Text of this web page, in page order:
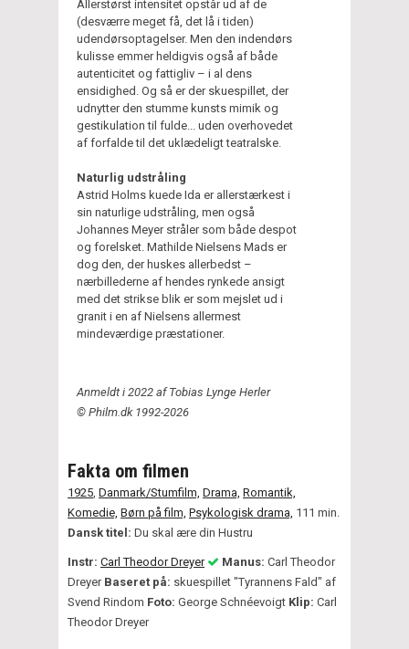
Allerstørst intensitet opstår ud af de
(desværre meget få, det lå i tiden)
udendørsoptagelser. Men den indendørs
kulisse emmer heldigvis også af både
autenticitet og fattigliv – i al dens
ensidighed. Og så er der skuespillet, der
udnytter den stumme kunsts mimik og
gestikulation til fulde... uden overhovedet
af forfalde til det uklædeligt teatralske.
Naturlig udstråling
Astrid Holms kuede Ida er allerstærkest i
sin naturlige udstråling, men også
Johannes Meyer stråler som både despot
og forelsket. Mathilde Nielsens Mads er
dog den, der huskes allerbedst –
nærbillederne af hendes rynkede ansigt
med det strikse blik er som mejslet ud i
granit i en af Nielsens allermest
mindeværdige præstationer.
Anmeldt i 2022 af Tobias Lynge Herler
© Philm.dk 1992-2026
Fakta om filmen
1925 Danmark/Stumfilm, Drama, Romantik,
Komedie, Børn på film, Psykologisk drama, 111 min.
Dansk titel: Du skal ære din Hustru
Instr: Carl Theodor Dreyer Manus: Carl Theodor
Dreyer Baseret på: skuespillet "Tyrannens Fald" af
Svend Rindom Foto: George Schnéevoigt Klip: Carl
Theodor Dreyer